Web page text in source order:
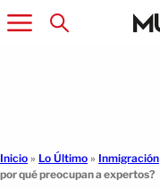
Inicio » Lo Último » Inmigración
por qué preocupan a expertos?